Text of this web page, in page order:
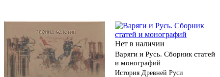
Нет в наличии
Варяги и Русь. Сборник статей
и монографий
История Древней Руси